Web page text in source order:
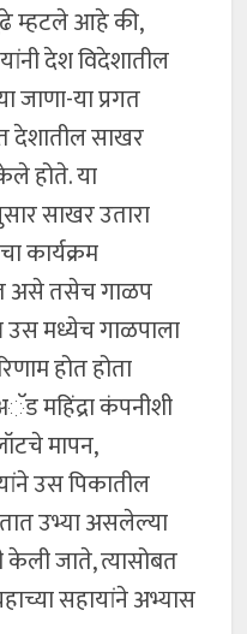
म्हटले आहे की,
देश विदेशातील
जाणा-या प्रगत
देशातील साखर
होते. या
साखर उतारा
कार्यक्रम
असे तसेच गाळप
मध्येच गाळपाला
होत होता
महिंद्रा कंपनीशी
मापन,
उस पिकातील
उभ्या असलेल्या
जाते, त्यासोबत
सहायांने अभ्यास